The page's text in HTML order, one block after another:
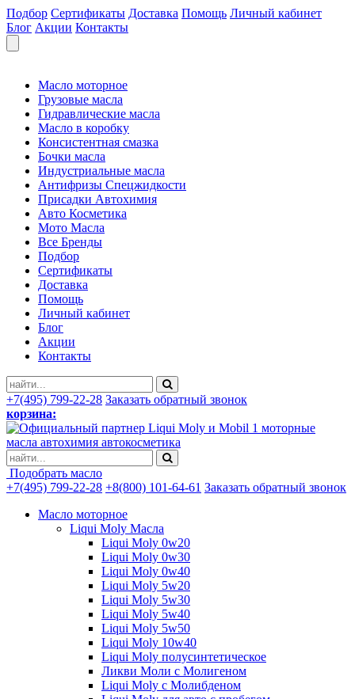
Подбор Сертификаты Доставка Помощь Личный кабинет
Блог Акции Контакты
Масло моторное
Грузовые масла
Гидравлические масла
Масло в коробку
Консистентная смазка
Бочки масла
Индустриальные масла
Антифризы Спецжидкости
Присадки Автохимия
Авто Косметика
Мото Масла
Все Бренды
Подбор
Сертификаты
Доставка
Помощь
Личный кабинет
Блог
Акции
Контакты
+7(495) 799-22-28 Заказать обратный звонок
корзина:
моторные
масла автохимия автокосметика
Подобрать масло
+7(495) 799-22-28 +8(800) 101-64-61 Заказать обратный звонок
Масло моторное
Liqui Moly Масла
Liqui Moly 0w20
Liqui Moly 0w30
Liqui Moly 0w40
Liqui Moly 5w20
Liqui Moly 5w30
Liqui Moly 5w40
Liqui Moly 5w50
Liqui Moly 10w40
Liqui Moly полусинтетическое
Ликви Моли с Молигеном
Liqui Moly с Молибденом